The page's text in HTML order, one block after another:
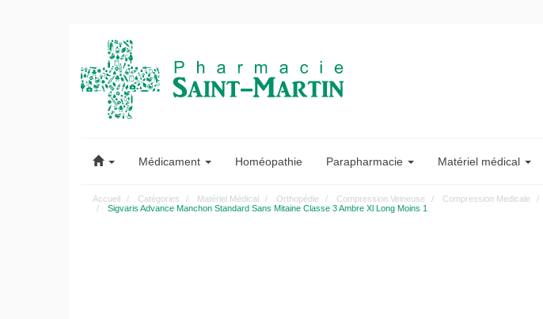
Saint-
Martin
Médicament Homéopathie Parapharmacie Matériel médical
Accueil Catégories Matériel Médical Orthopédie Compression Veineuse Compression Medicale
Sigvaris Advance Manchon Standard Sans Mitaine Classe 3 Ambre Xl Long Moins 1